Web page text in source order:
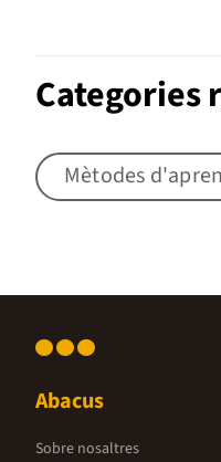
Categories
Mètodes
Abacus
Sobre nosaltres